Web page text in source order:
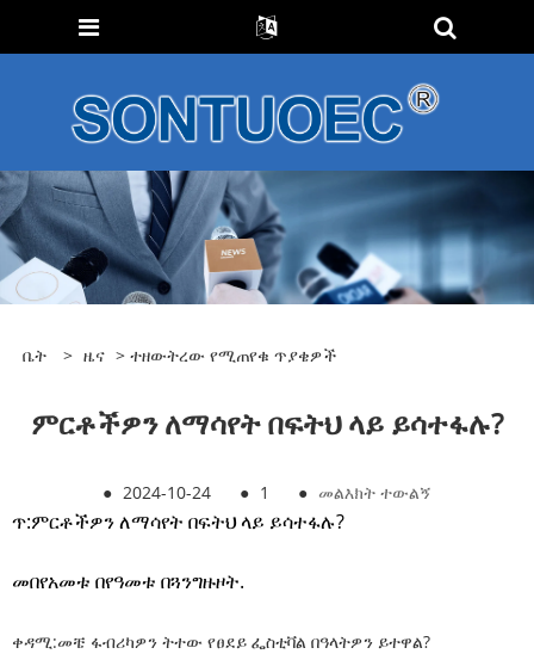
ቤት > ዜና > ተዘውትረው የሚጠየቁ ጥያቄዎች
ምርቶችዎን ለማሳየት በፍትህ ላይ ይሳተፋሉ?
● 2024-10-24 ● 1 ● መልእክት ተውልኝ
ጥ:ምርቶችዎን ለማሳየት በፍትህ ላይ ይሳተፋሉ?
መበየአመቱ በየዓመቱ በጓንግዙዞት.
ቀዳሚ:መቼ ፋብሪካዎን ትተው የፀደይ ፌስቲቫል በዓላትዎን ይተዋል?